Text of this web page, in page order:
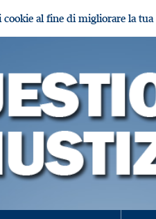
al fine di migliorare la tua